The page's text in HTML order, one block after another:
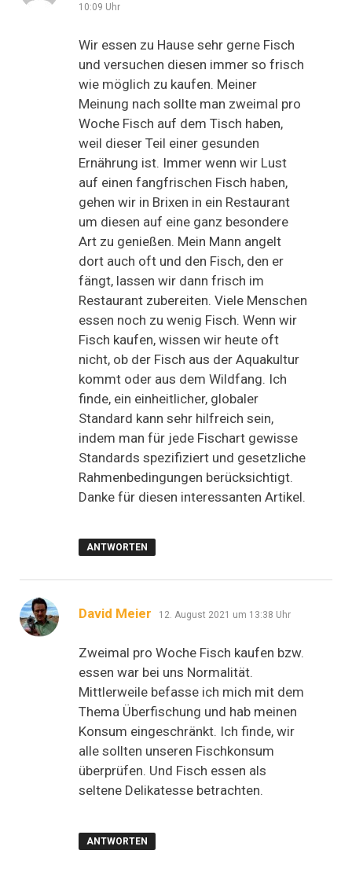
10:09 Uhr
Wir essen zu Hause sehr gerne Fisch
und versuchen diesen immer so frisch
wie möglich zu kaufen. Meiner
Meinung nach sollte man zweimal pro
Woche Fisch auf dem Tisch haben,
weil dieser Teil einer gesunden
Ernährung ist. Immer wenn wir Lust
auf einen fangfrischen Fisch haben,
gehen wir in Brixen in ein Restaurant
um diesen auf eine ganz besondere
Art zu genießen. Mein Mann angelt
dort auch oft und den Fisch, den er
fängt, lassen wir dann frisch im
Restaurant zubereiten. Viele Menschen
essen noch zu wenig Fisch. Wenn wir
Fisch kaufen, wissen wir heute oft
nicht, ob der Fisch aus der Aquakultur
kommt oder aus dem Wildfang. Ich
finde, ein einheitlicher, globaler
Standard kann sehr hilfreich sein,
indem man für jede Fischart gewisse
Standards spezifiziert und gesetzliche
Rahmenbedingungen berücksichtigt.
Danke für diesen interessanten Artikel.
ANTWORTEN
David Meier sagt:
12. August 2021 um 13:38 Uhr
Zweimal pro Woche Fisch kaufen bzw.
essen war bei uns Normalität.
Mittlerweile befasse ich mich mit dem
Thema Überfischung und hab meinen
Konsum eingeschränkt. Ich finde, wir
alle sollten unseren Fischkonsum
überprüfen. Und Fisch essen als
seltene Delikatesse betrachten.
ANTWORTEN